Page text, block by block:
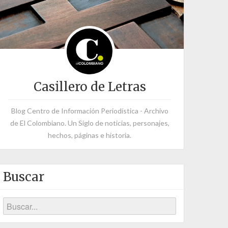
Casillero de Letras
Blog Centro de Información Periodística - Archivo
de El Colombiano. Un Siglo de noticias, personajes,
hechos, páginas e historia.
Buscar